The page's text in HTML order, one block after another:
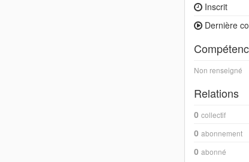
Inscrit
Dernière
Non renseigné
Relations
0 collectif
0 abonnement
0 abonné